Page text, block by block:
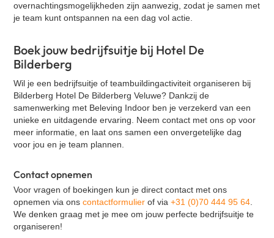
overnachtingsmogelijkheden zijn aanwezig, zodat je samen met
je team kunt ontspannen na een dag vol actie.
Boek jouw bedrijfsuitje bij Hotel De
Bilderberg
Wil je een bedrijfsuitje of teambuildingactiviteit organiseren bij
Bilderberg Hotel De Bilderberg Veluwe? Dankzij de
samenwerking met Beleving Indoor ben je verzekerd van een
unieke en uitdagende ervaring. Neem contact met ons op voor
meer informatie, en laat ons samen een onvergetelijke dag
voor jou en je team plannen.
Contact opnemen
Voor vragen of boekingen kun je direct contact met ons
opnemen via ons contactformulier of via +31 (0)70 444 95 64
We denken graag met je mee om jouw perfecte bedrijfsuitje te
organiseren!